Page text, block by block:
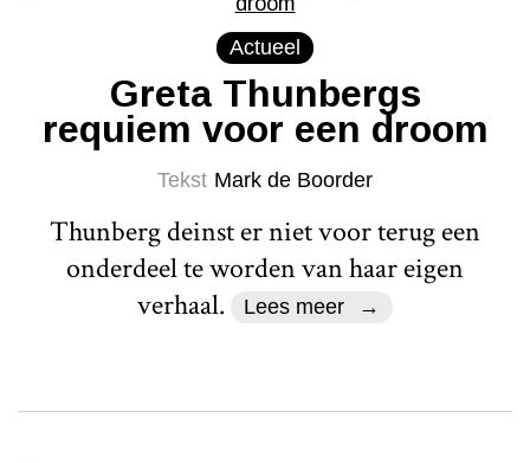
Actueel
Greta Thunbergs
requiem voor een droom
Tekst Mark de Boorder
Thunberg deinst er niet voor terug een
onderdeel te worden van haar eigen
verhaal.
Lees meer